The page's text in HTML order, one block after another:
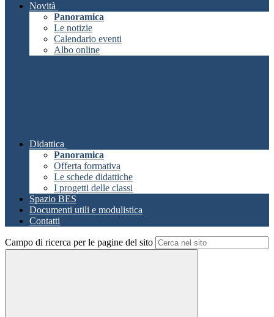
Novità
Panoramica
Le notizie
Calendario eventi
Albo online
Didattica
Panoramica
Offerta formativa
Le schede didattiche
I progetti delle classi
Spazio BES
Documenti utili e modulistica
Contatti
Campo di ricerca per le pagine del sito